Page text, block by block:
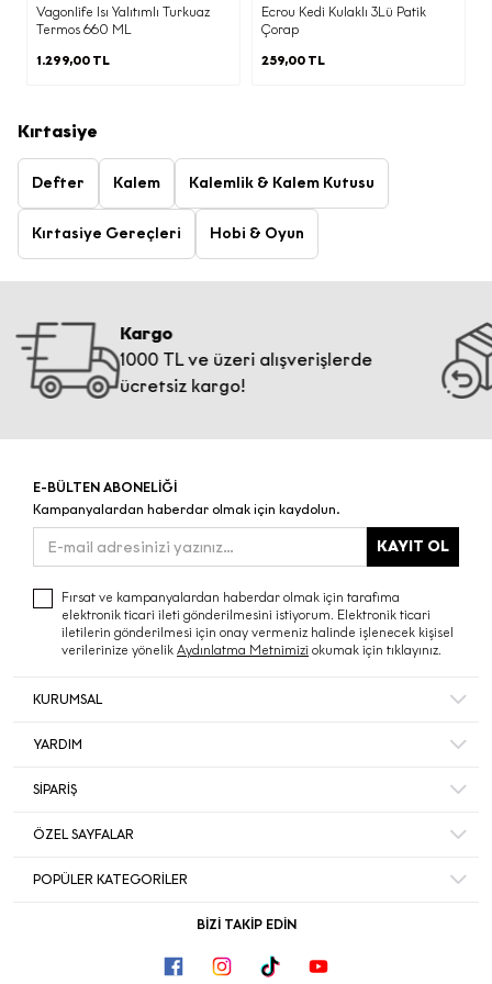
Vagonlife Isı Yalıtımlı Turkuaz
Termos 660 ML
1.299,00 TL
Ecrou Kedi Kulaklı 3Lü Patik
Çorap
259,00 TL
Kırtasiye
Defter Kalem Kalemlik & Kalem Kutusu
Kırtasiye Gereçleri Hobi & Oyun
Kargo
1000 TL ve üzeri alışverişlerde
ücretsiz kargo!
E-BÜLTEN ABONELİĞİ
Kampanyalardan haberdar olmak için kaydolun.
KAYIT OL
Fırsat ve kampanyalardan haberdar olmak için tarafıma
elektronik ticari ileti gönderilmesini istiyorum. Elektronik ticari
iletilerin gönderilmesi için onay vermeniz halinde işlenecek kişisel
verilerinize yönelik Aydınlatma Metnimizi okumak için tıklayınız.
KURUMSAL
Mağazalar
Ecrou’da Kariyer ve İş Başvurusu
YARDIM
Sıkça Sorulan Sorular
Gizlilik ve Güvenlik
Kişisel Veriler Politikası
SİPARİŞ
Favorileriniz
Akbank Kampanya Koşulları
ÖZEL SAYFALAR
POPÜLER KATEGORİLER
BİZİ TAKİP EDİN